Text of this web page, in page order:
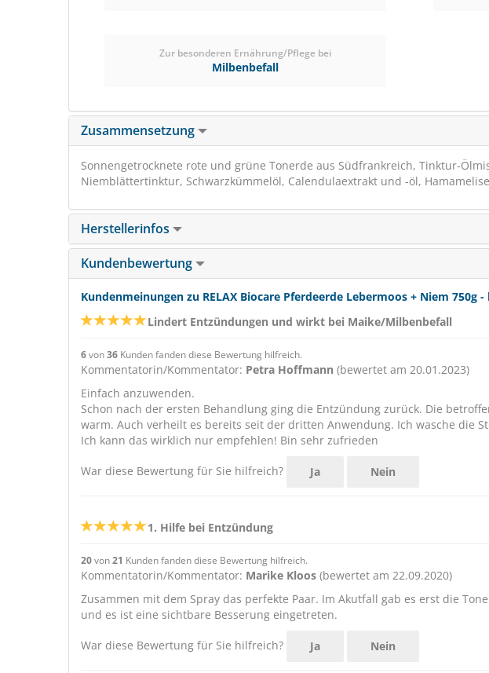
Zur besonderen Ernährung/Pflege bei
Milbenbefall
Zusammensetzung
Sonnengetrocknete rote und grüne Tonerde aus Südfrankreich, Tinktur-
Niemblättertinktur, Schwarzkümmelöl, Calendulaextrakt und -öl,
Herstellerinfos
Kundenbewertung
Kundenmeinungen zu RELAX Biocare Pferdeerde Lebermoos + Niem 750g
Lindert Entzündungen und wirkt bei Maike/Milbenbefall
6von36 Kunden fanden diese Bewertung hilfreich.
Kommentatorin/Kommentator: Petra Hoffmann (bewertet am 20.01.2023)
Einfach anzuwenden.
Schon nach der ersten Behandlung ging die Entzündung zurück. Die
warm. Auch verheilt es bereits seit der dritten Anwendung. Ich wasche die
Ich kann das wirklich nur empfehlen! Bin sehr zufrieden
War diese Bewertung für Sie hilfreich? Ja Nein
1. Hilfe bei Entzündung
20von21 Kunden fanden diese Bewertung hilfreich.
Kommentatorin/Kommentator: Marike Kloos (bewertet am 22.09.2020)
Zusammen mit dem Spray das perfekte Paar. Im Akutfall gab es erst die
und es ist eine sichtbare Besserung eingetreten.
War diese Bewertung für Sie hilfreich? Ja Nein